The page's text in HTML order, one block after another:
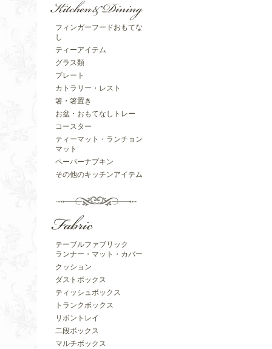
フィンガーフードおもてな
し
ティーアイテム
グラス類
プレート
カトラリー・レスト
箸・箸置き
お盆・おもてなしトレー
コースター
ティーマット・ランチョン
マット
ペーパーナプキン
その他のキッチンアイテム
テーブルファブリック
ランナー・マット・カバー
クッション
ダストボックス
ティッシュボックス
トランクボックス
リボントレイ
二段ボックス
マルチボックス